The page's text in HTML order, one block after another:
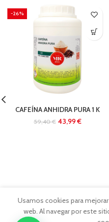
-26%
CAFEÍNA ANHIDRA PURA 1 K
59,40€ 43,99€
Usamos cookies para
web. Al navegar por este